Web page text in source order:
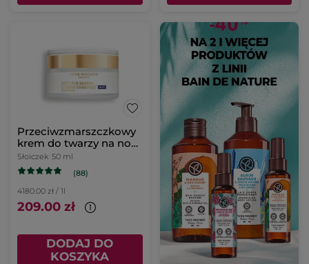
Przeciwzmarszczkowy
krem do twarzy na noc
50 ml
Słoiczek 50 ml
(88)
4180.00 zł / 1l
209.00 zł
DODAJ DO
KOSZYKA